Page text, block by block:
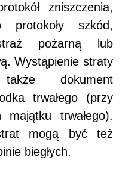
zniszczenia,
protokoły szkód,
pożarną lub
Wystąpienie straty
dokument
trwałego (przy
majątku trwałego).
mogą być też
biegłych.